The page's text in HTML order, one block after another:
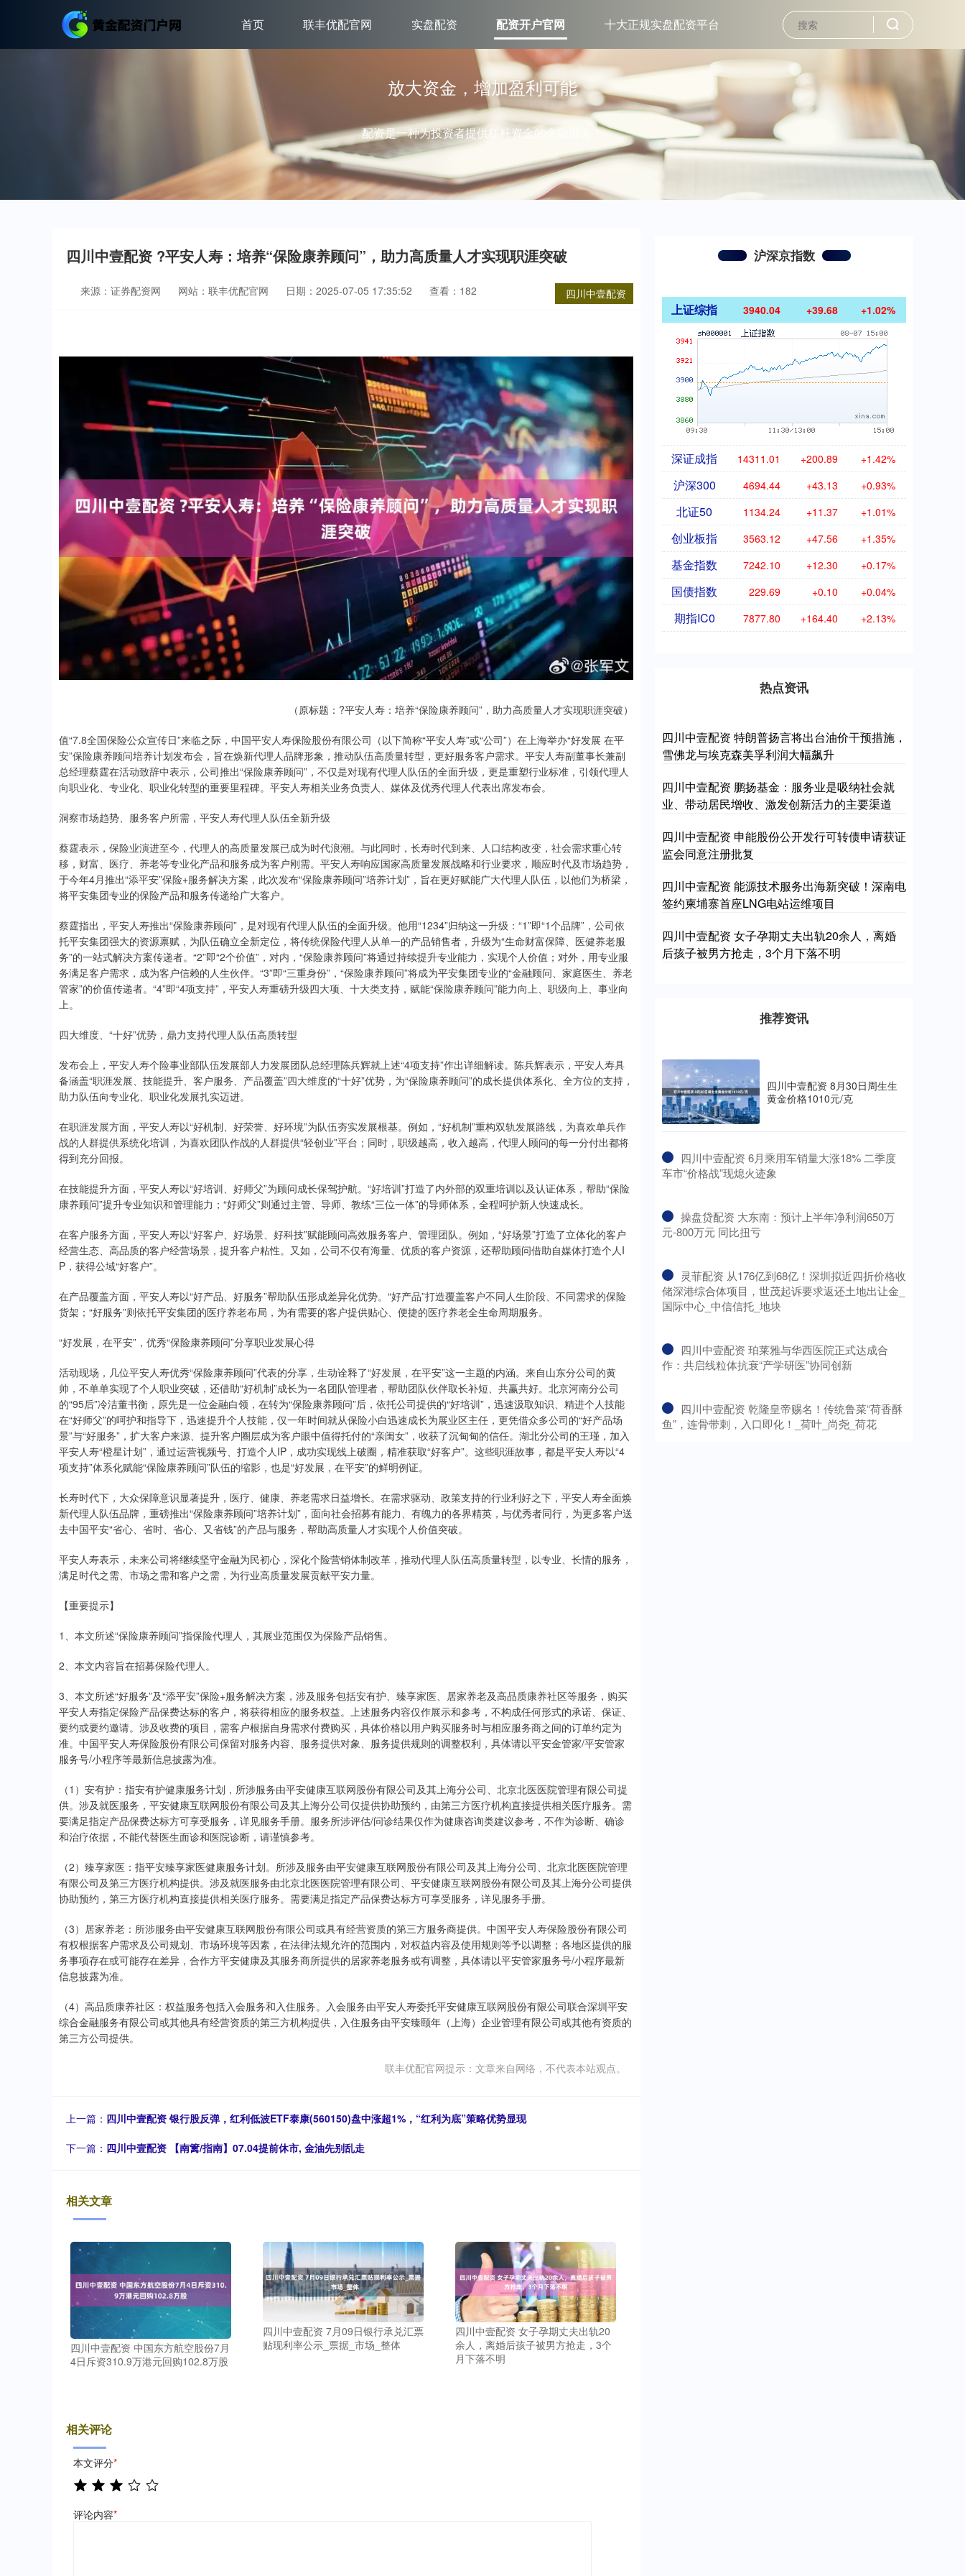
首页 联丰优配官网 实盘配资 配资开户官网 十大正规实盘配资平台
放大资金，增加盈利可能
配资是一种为投资者提供杠杆资金的金融服务！
四川中壹配资 ?平安人寿：培养“保险康养顾问”，助力高质量人才实现职涯突破
四川中壹配资
来源：证券配资网 网站：联丰优配官网 日期：2025-07-05 17:35:52 查看：182
（原标题：?平安人寿：培养“保险康养顾问”，助力高质量人才实现职涯突破）
值“7.8全国保险公众宣传日”来临之际，中国平安人寿保险股份有限公司（以下简称“平安人寿”或“公司”）在上海举办“好发展 在平
安”保险康养顾问培养计划发布会，旨在焕新代理人品牌形象，推动队伍高质量转型，更好服务客户需求。平安人寿副董事长兼副
总经理蔡霆在活动致辞中表示，公司推出“保险康养顾问”，不仅是对现有代理人队伍的全面升级，更是重塑行业标准，引领代理人
向职业化、专业化、职业化转型的重要里程碑。平安人寿相关业务负责人、媒体及优秀代理人代表出席发布会。
洞察市场趋势、服务客户所需，平安人寿代理人队伍全新升级
蔡霆表示，保险业演进至今，代理人的高质量发展已成为时代浪潮。与此同时，长寿时代到来、人口结构改变，社会需求重心转
移，财富、医疗、养老等专业化产品和服务成为客户刚需。平安人寿响应国家高质量发展战略和行业要求，顺应时代及市场趋势，
于今年4月推出“添平安”保险+服务解决方案，此次发布“保险康养顾问”培养计划”，旨在更好赋能广大代理人队伍，以他们为桥梁，
将平安集团专业的保险产品和服务传递给广大客户。
蔡霆指出，平安人寿推出“保险康养顾问”，是对现有代理人队伍的全面升级。他用“1234”归纳这一升级：“1”即“1个品牌”，公司依
托平安集团强大的资源禀赋，为队伍确立全新定位，将传统保险代理人从单一的产品销售者，升级为“生命财富保障、医健养老服
务”的一站式解决方案传递者。“2”即“2个价值”，对内，“保险康养顾问”将通过持续提升专业能力，实现个人价值；对外，用专业服
务满足客户需求，成为客户信赖的人生伙伴。“3”即“三重身份”，“保险康养顾问”将成为平安集团专业的“金融顾问、家庭医生、养老
管家”的价值传递者。“4”即“4项支持”，平安人寿重磅升级四大项、十大类支持，赋能“保险康养顾问”能力向上、职级向上、事业向
上。
四大维度、“十好”优势，鼎力支持代理人队伍高质转型
发布会上，平安人寿个险事业部队伍发展部人力发展团队总经理陈兵辉就上述“4项支持”作出详细解读。陈兵辉表示，平安人寿具
备涵盖“职涯发展、技能提升、客户服务、产品覆盖”四大维度的“十好”优势，为“保险康养顾问”的成长提供体系化、全方位的支持，
助力队伍向专业化、职业化发展扎实迈进。
在职涯发展方面，平安人寿以“好机制、好荣誉、好环境”为队伍夯实发展根基。例如，“好机制”重构双轨发展路线，为喜欢单兵作
战的人群提供系统化培训，为喜欢团队作战的人群提供“轻创业”平台；同时，职级越高，收入越高，代理人顾问的每一分付出都将
得到充分回报。
在技能提升方面，平安人寿以“好培训、好师父”为顾问成长保驾护航。“好培训”打造了内外部的双重培训以及认证体系，帮助“保险
康养顾问”提升专业知识和管理能力；“好师父”则通过主管、导师、教练“三位一体”的导师体系，全程呵护新人快速成长。
在客户服务方面，平安人寿以“好客户、好场景、好科技”赋能顾问高效服务客户、管理团队。例如，“好场景”打造了立体化的客户
经营生态、高品质的客户经营场景，提升客户粘性。又如，公司不仅有海量、优质的客户资源，还帮助顾问借助自媒体打造个人I
P，获得公域“好客户”。
在产品覆盖方面，平安人寿以“好产品、好服务”帮助队伍形成差异化优势。“好产品”打造覆盖客户不同人生阶段、不同需求的保险
货架；“好服务”则依托平安集团的医疗养老布局，为有需要的客户提供贴心、便捷的医疗养老全生命周期服务。
“好发展，在平安”，优秀“保险康养顾问”分享职业发展心得
活动现场，几位平安人寿优秀“保险康养顾问”代表的分享，生动诠释了“好发展，在平安”这一主题的内涵。来自山东分公司的黄
帅，不单单实现了个人职业突破，还借助“好机制”成长为一名团队管理者，帮助团队伙伴取长补短、共赢共好。北京河南分公司
的“95后”冷洁董书衡，原先是一位金融白领，在转为“保险康养顾问”后，依托公司提供的“好培训”，迅速汲取知识、精进个人技能
在“好师父”的呵护和指导下，迅速提升个人技能，仅一年时间就从保险小白迅速成长为展业区主任，更凭借众多公司的“好产品场
景”与“好服务”，扩大客户来源、提升客户圈层成为客户眼中值得托付的“亲闺女”，收获了沉甸甸的信任。湖北分公司的王瑾，加入
平安人寿“橙星计划”，通过运营视频号、打造个人IP，成功实现线上破圈，精准获取“好客户”。这些职涯故事，都是平安人寿以“4
项支持”体系化赋能“保险康养顾问”队伍的缩影，也是“好发展，在平安”的鲜明例证。
长寿时代下，大众保障意识显著提升，医疗、健康、养老需求日益增长。在需求驱动、政策支持的行业利好之下，平安人寿全面焕
新代理人队伍品牌，重磅推出“保险康养顾问”培养计划”，面向社会招募有能力、有魄力的各界精英，与优秀者同行，为更多客户送
去中国平安“省心、省时、省心、又省钱”的产品与服务，帮助高质量人才实现个人价值突破。
平安人寿表示，未来公司将继续坚守金融为民初心，深化个险营销体制改革，推动代理人队伍高质量转型，以专业、长情的服务，
满足时代之需、市场之需和客户之需，为行业高质量发展贡献平安力量。
【重要提示】
1、本文所述“保险康养顾问”指保险代理人，其展业范围仅为保险产品销售。
2、本文内容旨在招募保险代理人。
3、本文所述“好服务”及“添平安”保险+服务解决方案，涉及服务包括安有护、臻享家医、居家养老及高品质康养社区等服务，购买
平安人寿指定保险产品保费达标的客户，将获得相应的服务权益。上述服务内容仅作展示和参考，不构成任何形式的承诺、保证、
要约或要约邀请。涉及收费的项目，需客户根据自身需求付费购买，具体价格以用户购买服务时与相应服务商之间的订单约定为
准。中国平安人寿保险股份有限公司保留对服务内容、服务提供对象、服务提供规则的调整权利，具体请以平安金管家/平安管家
服务号/小程序等最新信息披露为准。
（1）安有护：指安有护健康服务计划，所涉服务由平安健康互联网股份有限公司及其上海分公司、北京北医医院管理有限公司提
供。涉及就医服务，平安健康互联网股份有限公司及其上海分公司仅提供协助预约，由第三方医疗机构直接提供相关医疗服务。需
要满足指定产品保费达标方可享受服务，详见服务手册。服务所涉评估/问诊结果仅作为健康咨询类建议参考，不作为诊断、确诊
和治疗依据，不能代替医生面诊和医院诊断，请谨慎参考。
（2）臻享家医：指平安臻享家医健康服务计划。所涉及服务由平安健康互联网股份有限公司及其上海分公司、北京北医医院管理
有限公司及第三方医疗机构提供。涉及就医服务由北京北医医院管理有限公司、平安健康互联网股份有限公司及其上海分公司提供
协助预约，第三方医疗机构直接提供相关医疗服务。需要满足指定产品保费达标方可享受服务，详见服务手册。
（3）居家养老：所涉服务由平安健康互联网股份有限公司或具有经营资质的第三方服务商提供。中国平安人寿保险股份有限公司
有权根据客户需求及公司规划、市场环境等因素，在法律法规允许的范围内，对权益内容及使用规则等予以调整；各地区提供的服
务事项存在或可能存在差异，合作方平安健康及其服务商所提供的居家养老服务或有调整，具体请以平安管家服务号/小程序最新
信息披露为准。
（4）高品质康养社区：权益服务包括入会服务和入住服务。入会服务由平安人寿委托平安健康互联网股份有限公司联合深圳平安
综合金融服务有限公司或其他具有经营资质的第三方机构提供，入住服务由平安臻颐年（上海）企业管理有限公司或其他有资质的
第三方公司提供。
联丰优配官网提示：文章来自网络，不代表本站观点。
上一篇： 四川中壹配资 银行股反弹，红利低波ETF泰康(560150)盘中涨超1%，“红利为底”策略优势显现
下一篇： 四川中壹配资 【南篱/指南】07.04提前休市, 金油先别乱走
相关文章
四川中壹配资 中国东方航空股份7月
4日斥资310.9万港元回购102.8万股
四川中壹配资 7月09日银行承兑汇票
贴现利率公示_票据_市场_整体
四川中壹配资 女子孕期丈夫出轨20
余人，离婚后孩子被男方抢走，3个
月下落不明
相关评论
本文评分*
评论内容*
沪深京指数
上证综指 3940.04 +39.68 +1.02%
深证成指 14311.01 +200.89 +1.42%
沪深300 4694.44 +43.13 +0.93%
北证50 1134.24 +11.37 +1.01%
创业板指 3563.12 +47.56 +1.35%
基金指数 7242.10 +12.30 +0.17%
国债指数 229.69 +0.10 +0.04%
期指IC0 7877.80 +164.40 +2.13%
热点资讯
四川中壹配资 特朗普扬言将出台油价干预措施，
雪佛龙与埃克森美孚利润大幅飙升
四川中壹配资 鹏扬基金：服务业是吸纳社会就
业、带动居民增收、激发创新活力的主要渠道
四川中壹配资 申能股份公开发行可转债申请获证
监会同意注册批复
四川中壹配资 能源技术服务出海新突破！深南电
签约柬埔寨首座LNG电站运维项目
四川中壹配资 女子孕期丈夫出轨20余人，离婚
后孩子被男方抢走，3个月下落不明
推荐资讯
四川中壹配资 8月30日周生生
黄金价格1010元/克
​四川中壹配资 6月乘用车销量大涨18% 二季度
车市“价格战”现熄火迹象
​操盘贷配资 大东南：预计上半年净利润650万
元-800万元 同比扭亏
​灵菲配资 从176亿到68亿！深圳拟近四折价格收
储深港综合体项目，世茂起诉要求返还土地出让金_
国际中心_中信信托_地块
​四川中壹配资 珀莱雅与华西医院正式达成合
作：共启线粒体抗衰“产学研医”协同创新
​四川中壹配资 乾隆皇帝赐名！传统鲁菜“荷香酥
鱼”，连骨带刺，入口即化！_荷叶_尚尧_荷花